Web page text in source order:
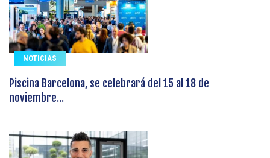
NOTICIAS
Piscina Barcelona, se celebrará del 15 al 18 de
noviembre...